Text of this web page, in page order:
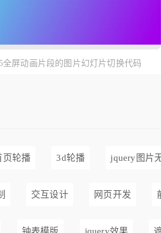
全屏动画片段的图片幻灯片切换代码
页轮播 3d轮播 jquery图片
交互设计 网页开发